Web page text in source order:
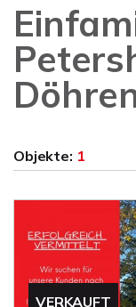
Objekte: 1
VERKAUFT